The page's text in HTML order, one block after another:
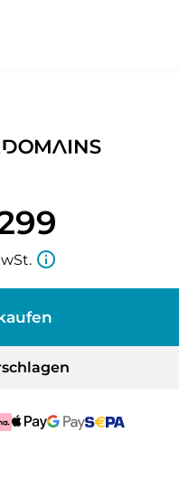
info_outline